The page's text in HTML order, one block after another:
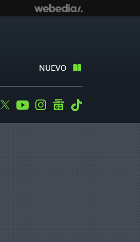
NUEVO
TwitterYoutubeInstagramgooglenews